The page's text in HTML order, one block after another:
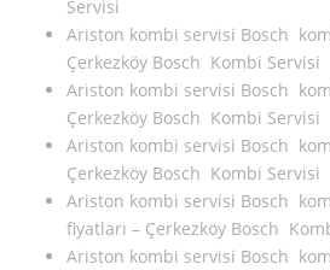
Servisi
Ariston kombi servisi Bosch
Çerkezköy Bosch Kombi Servisi
Ariston kombi servisi Bosch
Çerkezköy Bosch Kombi Servisi
Ariston kombi servisi Bosch
Çerkezköy Bosch Kombi Servisi
Ariston kombi servisi Bosch
fiyatları – Çerkezköy Bosch
Ariston kombi servisi Bosch